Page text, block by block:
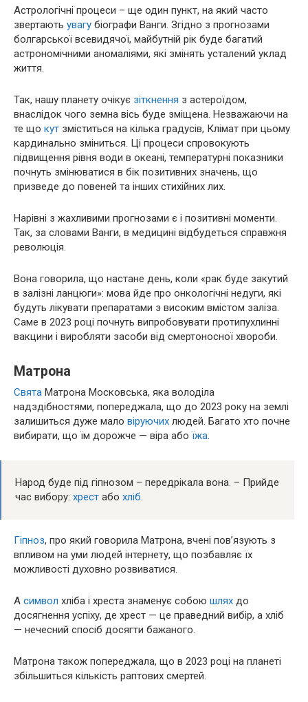
Астрологічні процеси – ще один пункт, на який часто
звертають увагу біографи Ванги. Згідно з прогнозами
болгарської всевидячої, майбутній рік буде багатий
астрономічними аномаліями, які змінять усталений уклад
життя.
Так, нашу планету очікує зіткнення з астероїдом,
внаслідок чого земна вісь буде зміщена. Незважаючи на
те що кут зміститься на кілька градусів, Клімат при цьому
кардинально зміниться. Ці процеси спровокують
підвищення рівня води в океані, температурні показники
почнуть змінюватися в бік позитивних значень, що
призведе до повеней та інших стихійних лих.
Нарівні з жахливими прогнозами є і позитивні моменти.
Так, за словами Ванги, в медицині відбудеться справжня
революція.
Вона говорила, що настане день, коли «рак буде закутий
в залізні ланцюги»: мова йде про онкологічні недуги, які
будуть лікувати препаратами з високим вмістом заліза.
Саме в 2023 році почнуть випробовувати протипухлинні
вакцини і виробляти засоби від смертоносної хвороби.
Матрона
Свята Матрона Московська, яка володіла
надздібностями, попереджала, що до 2023 року на землі
залишиться дуже мало віруючих людей. Багато хто почне
вибирати, що їм дорожче — віра абоїжа.
Народ буде під гіпнозом – передрікала вона. – Прийде
час вибору: хрест або хліб.
Гіпноз, про який говорила Матрона, вчені пов’язують з
впливом на уми людей інтернету, що позбавляє їх
можливості духовно розвиватися.
А символ хліба і хреста знаменує собою шлях до
досягнення успіху, де хрест — це праведний вибір, а хліб
— нечесний спосіб досягти бажаного.
Матрона також попереджала, що в 2023 році на планеті
збільшиться кількість раптових смертей.